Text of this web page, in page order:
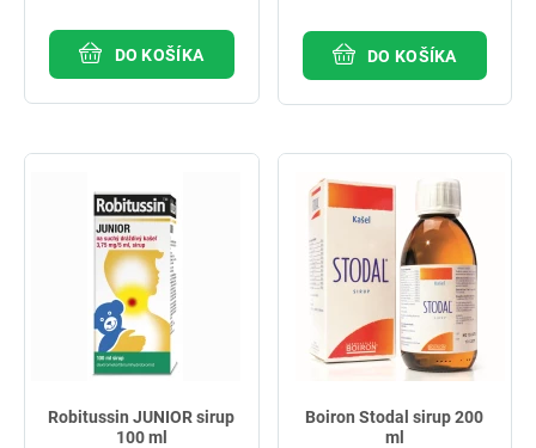
DO KOŠÍKA DO KOŠÍKA
Robitussin JUNIOR sirup
100 ml
Boiron Stodal sirup 200
ml